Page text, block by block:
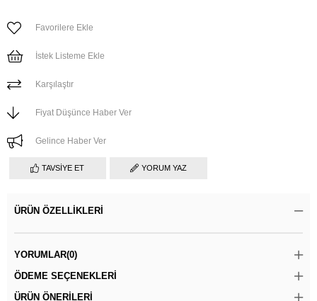
Favorilere Ekle
İstek Listeme Ekle
Karşılaştır
Fiyat Düşünce Haber Ver
Gelince Haber Ver
TAVSIYE ET YORUM YAZ
ÜRÜN ÖZELLIKLERI
YORUMLAR(0)
ÖDEME SEÇENEKLERI
ÜRÜN ÖNERILERI